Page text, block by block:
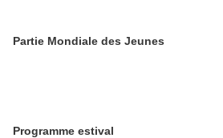
Partie Mondiale des Jeunes
Programme estival